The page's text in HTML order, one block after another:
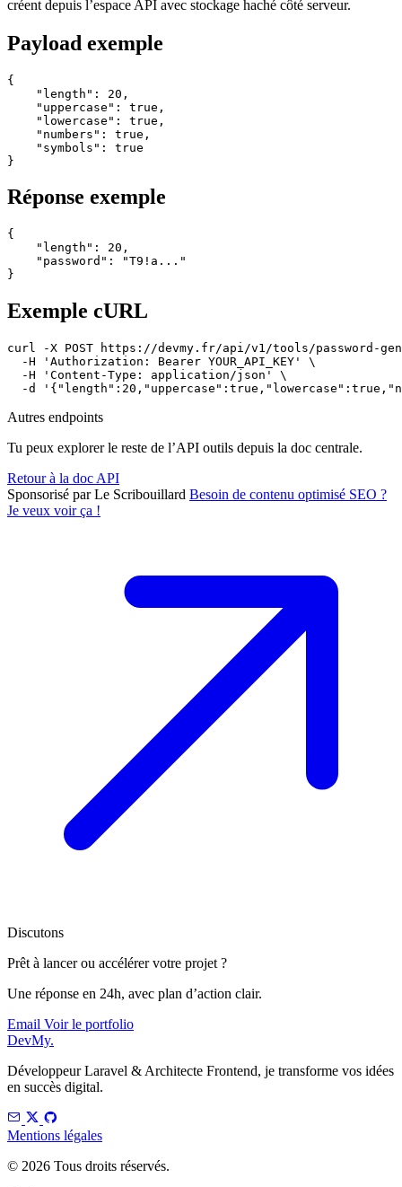
créent depuis l’espace API avec stockage haché côté serveur.
Payload exemple
{
    "length": 20,
    "uppercase": true,
    "lowercase": true,
    "numbers": true,
    "symbols": true
}
Réponse exemple
{
    "length": 20,
    "password": "T9!a..."
}
Exemple cURL
curl -X POST https://devmy.fr/api/v1/tools/password-
  -H 'Authorization: Bearer YOUR_API_KEY' \
  -H 'Content-Type: application/json' \
-d
Autres endpoints
Tu peux explorer le reste de l’API outils depuis la doc centrale.
Retour à la doc API
Sponsorisé par Le Scribouillard Besoin de contenu optimisé SEO ?
Je veux voir ça !
Discutons
Prêt à lancer ou accélérer votre projet ?
Une réponse en 24h, avec plan d’action clair.
Email Voir le portfolio
DevMy.
Développeur Laravel & Architecte Frontend, je transforme vos idées
en succès digital.
Mentions légales
© 2026 Tous droits réservés.